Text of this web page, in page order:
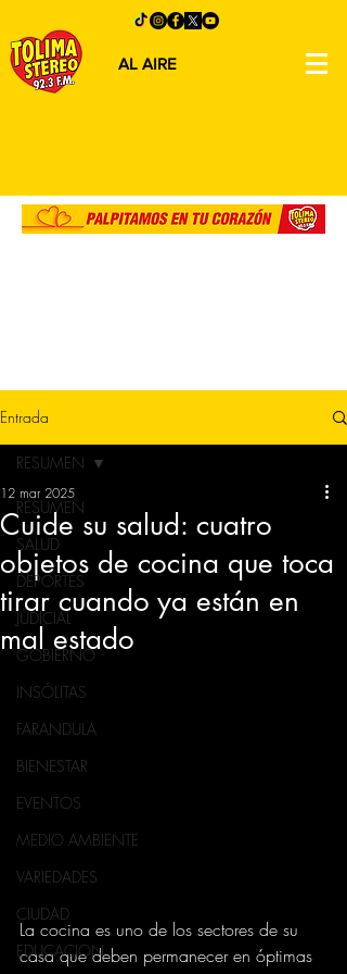
AL AIRE
Entrada
RESUMEN
SALUD
DEPORTES
JUDICIAL
GOBIERNO
INSÓLITAS
FARANDULA
BIENESTAR
EVENTOS
MEDIO AMBIENTE
VARIEDADES
CIUDAD
EDUCACION
RESUMEN
Cuide su salud: cuatro
objetos de cocina que toca
tirar cuando ya están en
mal estado
12 mar 2025
La cocina es uno de los sectores de su
casa que deben permanecer en óptimas